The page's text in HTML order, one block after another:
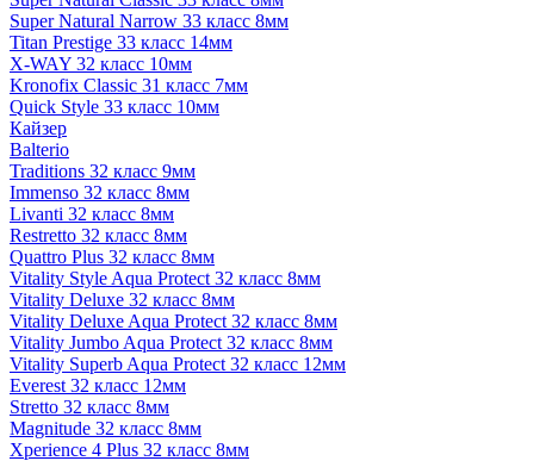
Super Natural Narrow 33 класс 8мм
Titan Prestige 33 класс 14мм
X-WAY 32 класс 10мм
Kronofix Classic 31 класс 7мм
Quick Style 33 класс 10мм
Кайзер
Balterio
Traditions 32 класс 9мм
Immenso 32 класс 8мм
Livanti 32 класс 8мм
Restretto 32 класс 8мм
Quattro Plus 32 класс 8мм
Vitality Style Aqua Protect 32 класс 8мм
Vitality Deluxe 32 класс 8мм
Vitality Deluxe Aqua Protect 32 класс 8мм
Vitality Jumbo Aqua Protect 32 класс 8мм
Vitality Superb Aqua Protect 32 класс 12мм
Everest 32 класс 12мм
Stretto 32 класс 8мм
Magnitude 32 класс 8мм
Xperience 4 Plus 32 класс 8мм